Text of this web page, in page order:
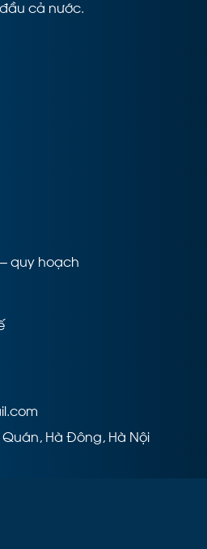
cả nước.
quy hoạch
Quán, Hà Đông, Hà Nội